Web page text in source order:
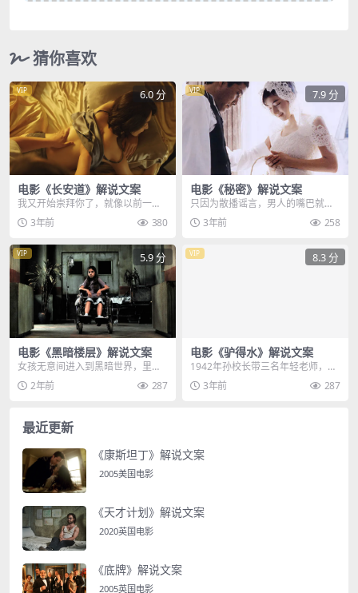
猜你喜欢
VIP 6.0 分
电影《长安道》解说文案
我又开始崇拜你了，就像以前一
样，我继续会把你，伺候的舒舒服
服的，我能给你的，我都...
3年前 380
VIP 7.9 分
电影《秘密》解说文案
只因为散播谣言，男人的嘴巴就被
订书机封死，他忐忑的想要求饶，
可神秘人却根本没给他...
3年前 258
VIP 5.9 分
电影《黑暗楼层》解说文案
女孩无意间进入到黑暗世界，里面
怪物丛生，危机四伏，今天给大家
带来的是芬兰恐怖电影...
2年前 287
VIP 8.3 分
电影《驴得水》解说文案
1942年孙校长带三名年轻老师，下
乡搞教育实验，创建了三民小学，
可学生流失严重，...
3年前 287
最近更新
《康斯坦丁》解说文案
2005美国电影
《天才计划》解说文案
2020英国电影
《底牌》解说文案
2005英国电影